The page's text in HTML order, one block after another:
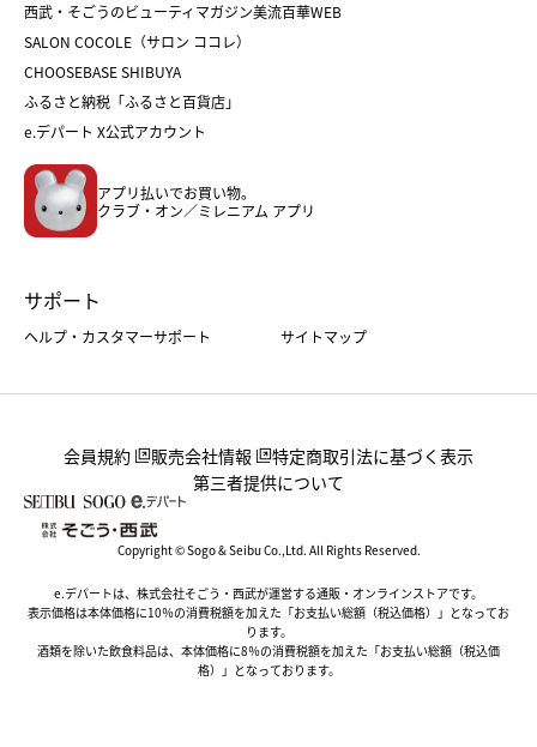
ホワイトデー
バレンタイン
ホワイトデー
おせち
フード
ホーム・キッチン＆アート
西武・そごうのビューティマガジン美流百華WEB
SALON COCOLE（サロン ココレ）
CHOOSEBASE SHIBUYA
ふるさと納税「ふるさと百貨店」
e.デパート X公式アカウント
アプリ払いでお買い物。
クラブ・オン／ミレニアム アプリ
サポート
ヘルプ・カスタマーサポート サイトマップ
会員規約 販売会社情報
特定商取引法に基づく表示
第三者提供について
Copyright © Sogo & Seibu Co.,Ltd. All Rights Reserved.
e.デパートは、株式会社そごう・西武が運営する通販・オンラインストアです。
表示価格は本体価格に10％の消費税額を加えた「お支払い総額（税込価格）」となってお
ります。
酒類を除いた飲食料品は、本体価格に8％の消費税額を加えた「お支払い総額（税込価
格）」となっております。